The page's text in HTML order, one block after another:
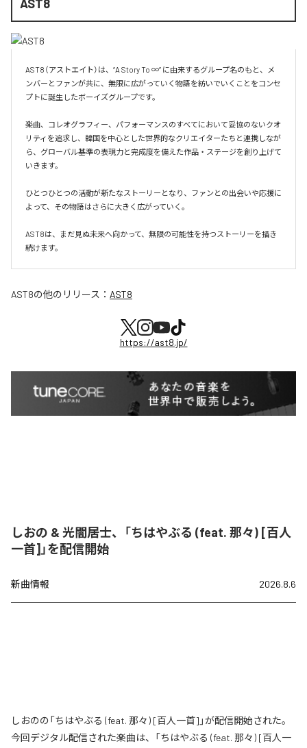
AST8
AST8（アストエイト）は、“A Story To ∞” に由来するグループ名のもと、メ
ンバーとファンが共に、無限に広がっていく物語を紡いでいくことをコンセ
プトに誕生したボーイズグループです。
楽曲、コレオグラフィー、パフォーマンスのすべてにおいて妥協のないクオ
リティを追求し、韓国を中心とした世界的なクリエイターたちと連携しなが
ら、グローバル基準の表現力と完成度を備えた作品・ステージを創り上げて
いきます。
ひとつひとつの活動が新たなストーリーとなり、ファンとの出会いや応援に
よって、その物語はさらに大きく広がっていく。
AST8は、まだ見ぬ未来へ向かって、無限の可能性を持つストーリーを描き
続けます。
AST8の他のリリース： AST8
https://ast8.jp/
しおの & 光闇居士、「ちはやぶる (feat. 那々) [百人
一首]」を配信開始
新曲情報 2026.8.6
しおのの「ちはやぶる (feat. 那々) [百人一首]」が配信開始された。
今回デジタル配信された楽曲は、「ちはやぶる (feat. 那々) [百人一